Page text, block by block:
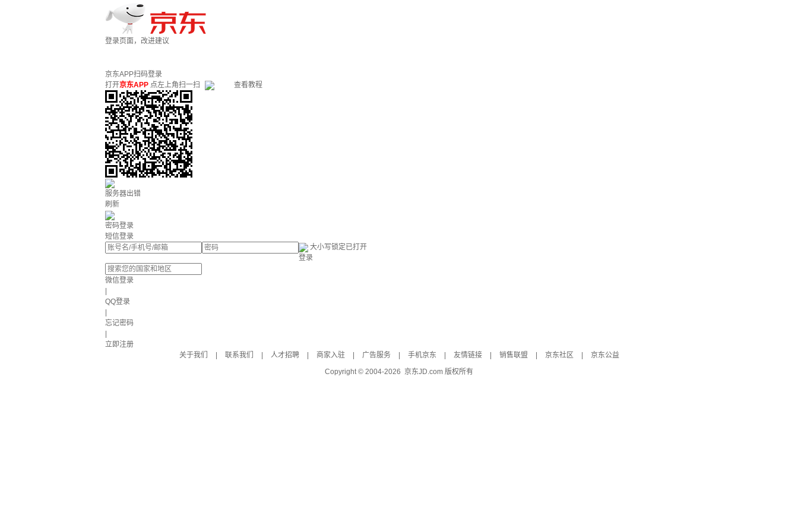
登录页面，改进建议
京东APP扫码登录
打开京东APP 点左上角扫一扫 查看教程
服务器出错
刷新
密码登录
短信登录
大小写锁定已打开
登录
微信登录
QQ登录
忘记密码
立即注册
关于我们
联系我们 人才招聘 商家入驻 广告服务 手机京东 友情链接 销售联盟 京东社区
京东公益
Copyright © 2004-2026 京东JD.com 版权所有